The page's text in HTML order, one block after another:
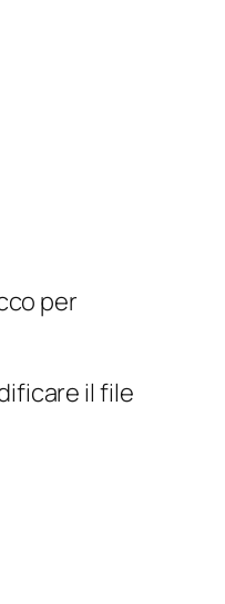
per
il file